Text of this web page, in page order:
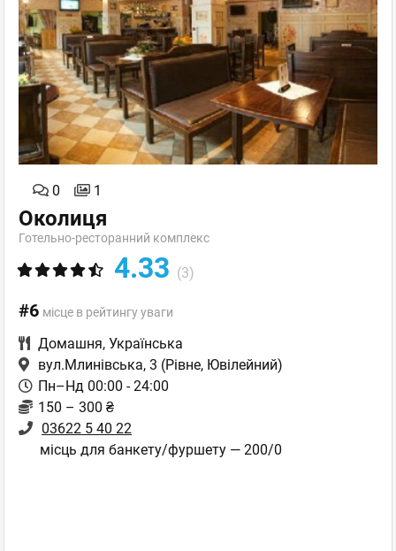
0 1
Околиця
Готельно-ресторанний комплекс
4.33 (3)
#6 місце в рейтингу уваги
Домашня, Українська
вул.Млинівська, 3 (Рівне, Ювілейний)
Пн–Нд 00:00 - 24:00
150 – 300 ₴
03622 5 40 22
місць для банкету/фуршету — 200/0